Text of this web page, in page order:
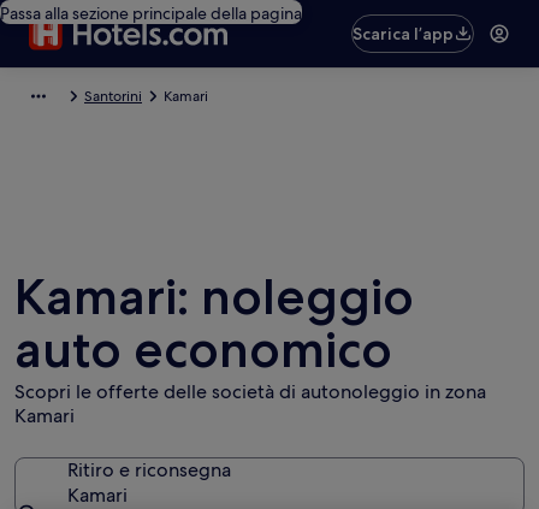
Passa alla sezione principale della pagina
Scarica l’app
Santorini Kamari
Kamari: noleggio
auto economico
Scopri le offerte delle società di autonoleggio in zona
Kamari
Ritiro e riconsegna
Kamari